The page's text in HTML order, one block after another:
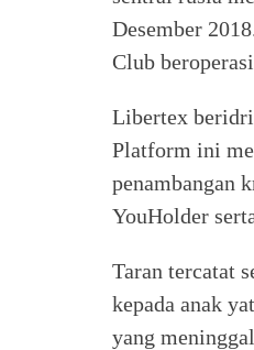
Desember
Club
Libertex beridri
Platform ini
penambangan
YouHolder
Taran tercatat
kepada anak
yang